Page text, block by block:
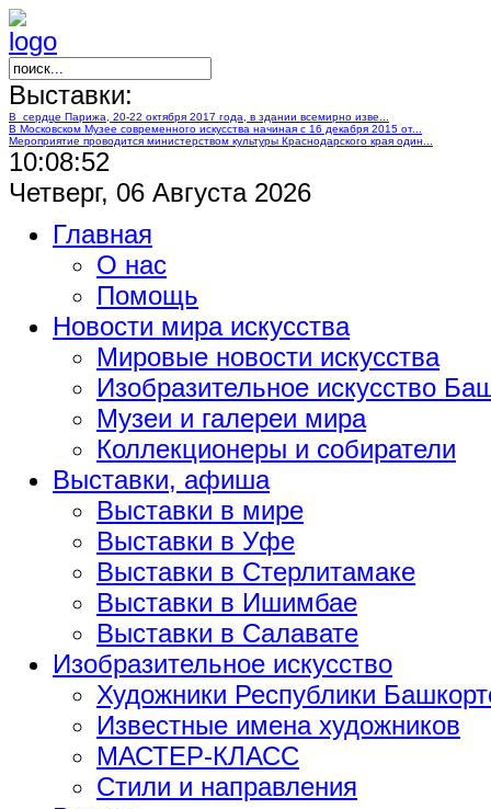
Выставки:
В сердце Парижа, 20-22 октября 2017 года, в здании всемирно изве...
В Московском Музее современного искусства начиная с 16 декабря 2015 от...
Мероприятие проводится министерством культуры Краснодарского края один...
10:08:53
Четверг, 06 Августа 2026
Главная
О нас
Помощь
Новости мира искусства
Мировые новости искусства
Изобразительное искусство
Музеи и галереи мира
Коллекционеры и собиратели
Выставки, афиша
Выставки в мире
Выставки в Уфе
Выставки в Стерлитамаке
Выставки в Ишимбае
Выставки в Салавате
Изобразительное искусство
Художники Республики
Известные имена художников
МАСТЕР-КЛАСС
Стили и направления